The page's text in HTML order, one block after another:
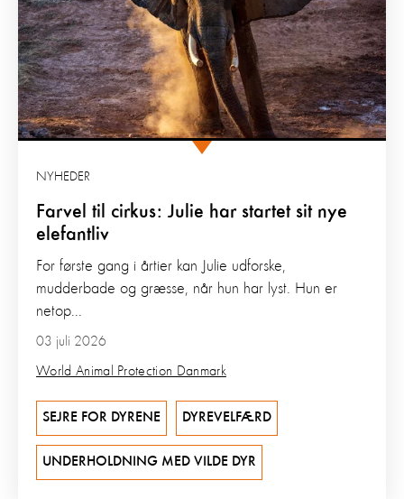
Farvel til cirkus: Julie har startet sit nye
elefantliv
NYHEDER
03 juli 2026
World Animal Protection Danmark
For første gang i årtier kan Julie udforske,
mudderbade og græsse, når hun har lyst. Hun er
netop...
SEJRE FOR DYRENE DYREVELFÆRD
UNDERHOLDNING MED VILDE DYR